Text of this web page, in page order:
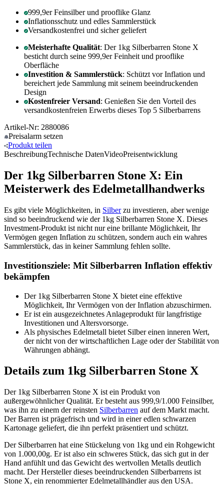
999,9er Feinsilber und prooflike Glanz
Inflationsschutz und edles Sammlerstück
Versandkostenfrei und sicher geliefert
Meisterhafte Qualität: Der 1kg Silberbarren Stone X
besticht durch seine 999,9er Feinheit und prooflike
Oberfläche
Investition & Sammlerstück: Schützt vor Inflation und
bereichert jede Sammlung mit seinem beeindruckenden
Design
Kostenfreier Versand: Genießen Sie den Vorteil des
versandkostenfreien Erwerbs dieses Top 5 Silberbarrens
Artikel-Nr: 2880086
Preisalarm setzen
Produkt teilen
BeschreibungTechnische DatenVideoPreisentwicklung
Der 1kg Silberbarren Stone X: Ein
Meisterwerk des Edelmetallhandwerks
Es gibt viele Möglichkeiten, in Silberzu investieren, aber wenige
sind so beeindruckend wie der 1kg Silberbarren Stone X. Dieses
Investment-Produkt ist nicht nur eine brillante Möglichkeit, Ihr
Vermögen gegen Inflation zu schützen, sondern auch ein wahres
Sammlerstück, das in keiner Sammlung fehlen sollte.
Investitionsziele: Mit Silberbarren Inflation effektiv
bekämpfen
Der 1kg Silberbarren Stone X bietet eine effektive
Möglichkeit, Ihr Vermögen von der Inflation abzuschirmen.
Er ist ein ausgezeichnetes Anlageprodukt für langfristige
Investitionen und Altersvorsorge.
Als physisches Edelmetall bietet Silber einen inneren Wert,
der nicht von der wirtschaftlichen Lage oder der Stabilität von
Währungen abhängt.
Details zum 1kg Silberbarren Stone X
Der 1kg Silberbarren Stone X ist ein Produkt von
außergewöhnlicher Qualität. Er besteht aus 999,9/1.000 Feinsilber,
was ihn zu einem der reinsten Silberbarren auf dem Markt macht.
Der Barren ist prägefrisch und wird in einer edlen schwarzen
Kartonage geliefert, die ihn perfekt präsentiert und schützt.
Der Silberbarren hat eine Stückelung von 1kg und ein Rohgewicht
von 1.000,00g. Er ist also ein schweres Stück, das sich gut in der
Hand anfühlt und das Gewicht des wertvollen Metalls deutlich
macht. Der Hersteller dieses beeindruckenden Silberbarrens ist
Stone X, ein renommierter Edelmetallhändler aus den USA.